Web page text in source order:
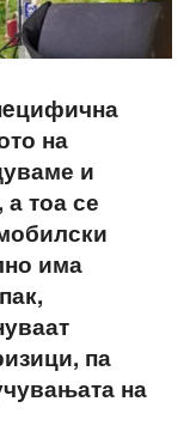
на
и
тоа се
има
па
на